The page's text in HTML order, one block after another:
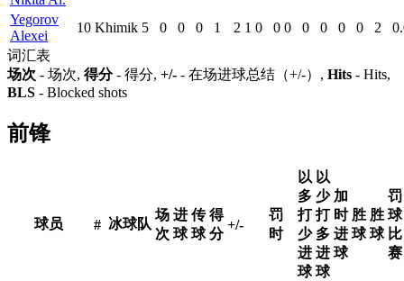
Yegorov
Alexei
10 Khimik 5 0 0 0 1 2 1 0 0 0 0 0 0 0 2
词汇表
场次 - 场次, 得分- 得分, +/- - 在场进球总结（+/-）, Hits - Hits,
BLS - Blocked shots
前锋
球员 # 冰球队
场
次
进
球
传
球
得
分
+/-
罚
时
以
多
打
少
进
球
以
少
打
多
进
球
加
时
进
球
胜
球
胜
球
罚
球
比
赛